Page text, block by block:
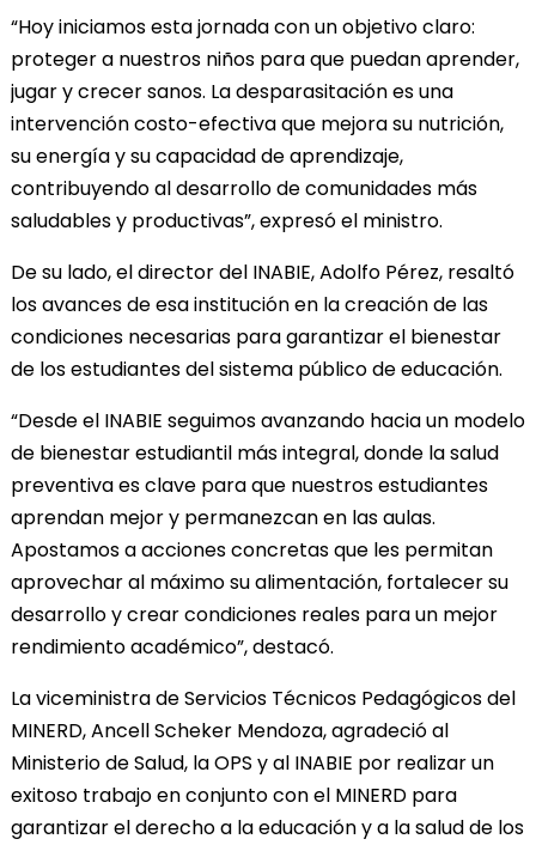
“Hoy iniciamos esta jornada con un objetivo claro:
proteger a nuestros niños para que puedan aprender,
jugar y crecer sanos. La desparasitación es una
intervención costo-efectiva que mejora su nutrición,
su energía y su capacidad de aprendizaje,
contribuyendo al desarrollo de comunidades más
saludables y productivas”, expresó el ministro.
De su lado, el director del INABIE, Adolfo Pérez, resaltó
los avances de esa institución en la creación de las
condiciones necesarias para garantizar el bienestar
de los estudiantes del sistema público de educación.
“Desde el INABIE seguimos avanzando hacia un modelo
de bienestar estudiantil más integral, donde la salud
preventiva es clave para que nuestros estudiantes
aprendan mejor y permanezcan en las aulas.
Apostamos a acciones concretas que les permitan
aprovechar al máximo su alimentación, fortalecer su
desarrollo y crear condiciones reales para un mejor
rendimiento académico”, destacó.
La viceministra de Servicios Técnicos Pedagógicos del
MINERD, Ancell Scheker Mendoza, agradeció al
Ministerio de Salud, la OPS y al INABIE por realizar un
exitoso trabajo en conjunto con el MINERD para
garantizar el derecho a la educación y a la salud de los